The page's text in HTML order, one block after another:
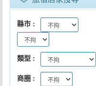
縣市
類型
商圈